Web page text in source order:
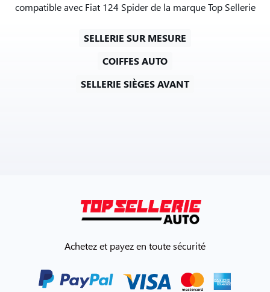
compatible avec Fiat 124 Spider de la marque Top Sellerie
SELLERIE SUR MESURE
COIFFES AUTO
SELLERIE SIÈGES AVANT
Achetez et payez en toute sécurité